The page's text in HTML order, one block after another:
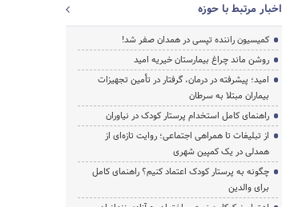
اخبار مرتبط با حوزه
کمیسیون راننده تپسی در همدان صفر شد!
روشن ماند چراغ بیمارستان خیریه امید
امید؛ پیشرفته در درمان، گرفتار در تأمین تجهیزات
بیماران مبتلا به سرطان
راهنمای کامل استخدام پرستار کودک در نیاوران
از تبلیغات تا همراهی اجتماعی؛ روایت تازه‌ای از
همدلی در یک کمپین شهری
چگونه به پرستار کودک اعتماد کنیم؟ راهنمای کامل
برای والدین